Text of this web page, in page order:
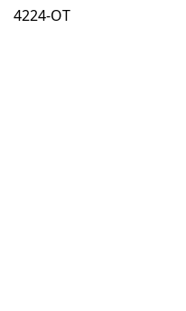
4224-OT